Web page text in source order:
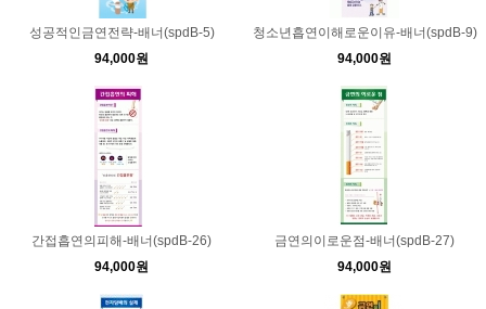
성공적인금연전략-배너(spdB-5)
94,000원
청소년흡연이해로운이유-배너(spdB-9)
94,000원
간접흡연의피해-배너(spdB-26)
94,000원
금연의이로운점-배너(spdB-27)
94,000원